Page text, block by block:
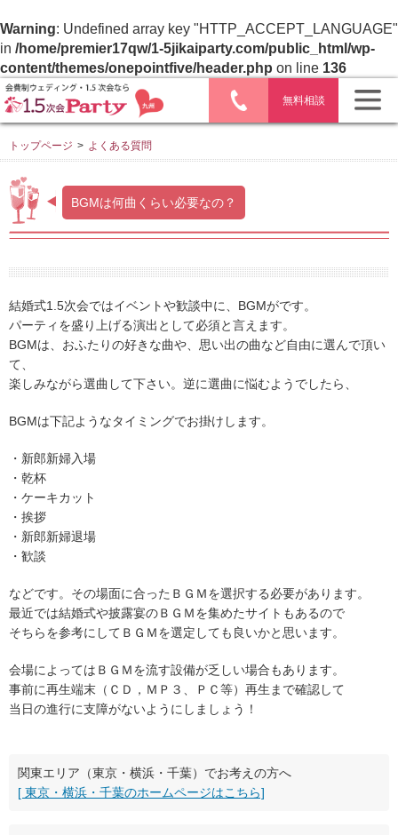
Warning: Undefined array key "HTTP_ACCEPT_LANGUAGE"
in /home/premier17qw/1-5jikaiparty.com/public_html/wp-
content/themes/onepointfive/header.php on line 136
無料相談
トップページ > よくある質問
BGMは何曲くらい必要なの？
結婚式1.5次会ではイベントや歓談中に、BGMがです。
パーティを盛り上げる演出として必須と言えます。
BGMは、おふたりの好きな曲や、思い出の曲など自由に選んで頂い
て、
楽しみながら選曲して下さい。逆に選曲に悩むようでしたら、
BGMは下記ようなタイミングでお掛けします。
・新郎新婦入場
・乾杯
・ケーキカット
・挨拶
・新郎新婦退場
・歓談
などです。その場面に合ったＢＧＭを選択する必要があります。
最近では結婚式や披露宴のＢＧＭを集めたサイトもあるので
そちらを参考にしてＢＧＭを選定しても良いかと思います。
会場によってはＢＧＭを流す設備が乏しい場合もあります。
事前に再生端末（ＣＤ，ＭＰ３、ＰＣ等）再生まで確認して
当日の進行に支障がないようにしましょう！
関東エリア（東京・横浜・千葉）でお考えの方へ
[ 東京・横浜・千葉のホームページはこちら]